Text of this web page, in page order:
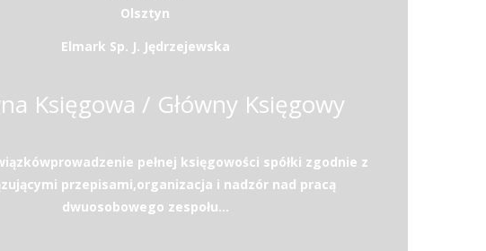
Olsztyn
Elmark Sp. J. Jędrzejewska
Księgowa / Główny Księgowy
pełnej księgowości spółki zgodnie z
przepisami,organizacja i nadzór nad pracą
dwuosobowego zespołu...